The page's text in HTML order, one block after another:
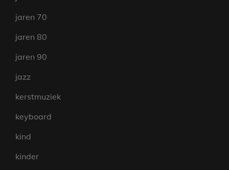
jaren 70
jaren 80
jaren 90
jazz
kerstmuziek
keyboard
kind
kinder